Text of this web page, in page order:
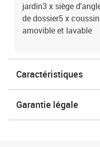
jardin3 x siège
de dossier5 x
amovible et lavable
Caractéristiques
Garantie légale